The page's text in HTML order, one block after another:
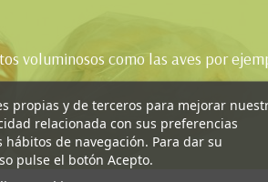
voluminosos como las aves por
propias y de terceros para mejorar
relacionada con sus preferencias
de navegación. Para dar su
pulse el botón Acepto.